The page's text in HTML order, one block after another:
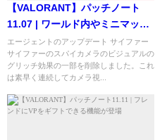
【VALORANT】パッチノート
11.07 | ワールド内やミニマップ
上で表示されるアビリティーの
視認性を向上、10月4日に新ゲー
ムモードが登場
エージェントのアップデート サイファー
サイファーのスパイカメラのビジュアルの
グリッチ効果の一部を削除しました。これ
は素早く連続してカメラ視...